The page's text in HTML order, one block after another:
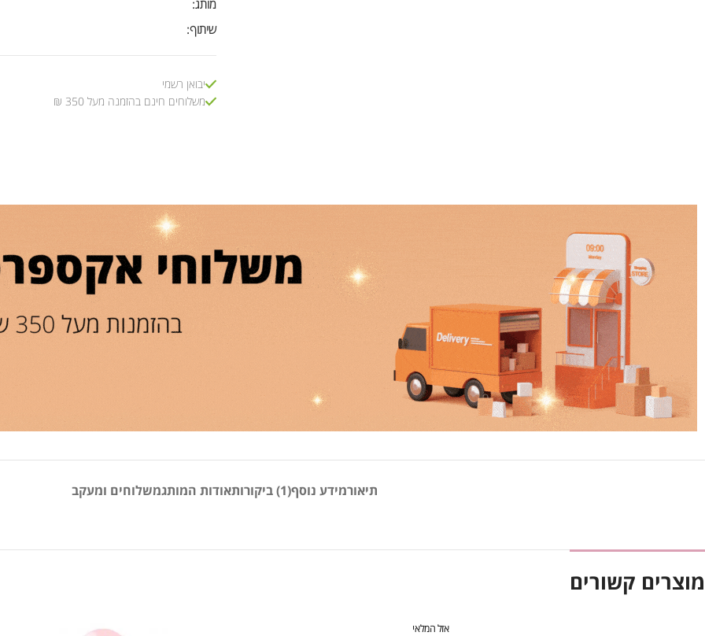
מותג:
שיתוף:
יבואן רשמי
משלוחים חינם בהזמנה מעל 350 ₪
תיאורמידע נוסף(1) ביקורות אודות המותגמשלוחים ומעקב
מוצרים קשורים
אזל המלאי